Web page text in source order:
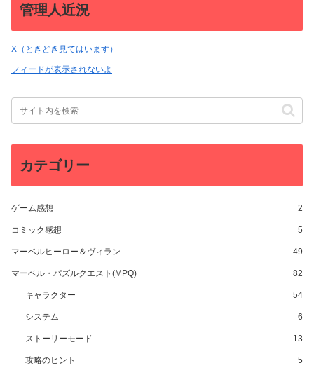
管理人近況
X（ときどき見てはいます）
フィードが表示されないよ
カテゴリー
ゲーム感想 2
コミック感想 5
マーベルヒーロー＆ヴィラン 49
マーベル・パズルクエスト(MPQ) 82
キャラクター 54
システム 6
ストーリーモード 13
攻略のヒント 5